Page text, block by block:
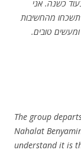
כשנה. אני
מהחשיבות
טובים.
The group
Nahalat
understand it is